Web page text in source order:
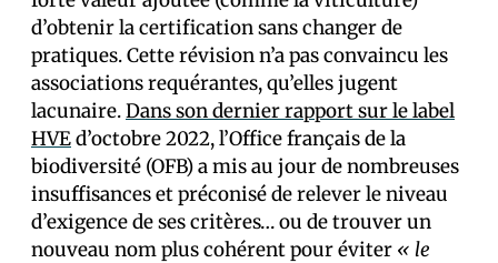
d’obtenir la certification sans changer de
pratiques. Cette révision n’a pas convaincu les
associations requérantes, qu’elles jugent
lacunaire.Dans son dernier rapport sur le label
HVEd’octobre 2022, l’Office français de la
biodiversité (OFB) a mis au jour de nombreuses
insuffisances et préconisé de relever le niveau
d’exigence de ses critères… ou de trouver un
nouveau nom plus cohérent pour éviter « le